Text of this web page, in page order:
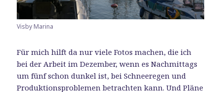
Visby Marina
Für mich hilft da nur viele Fotos machen, die ich
bei der Arbeit im Dezember, wenn es Nachmittags
um fünf schon dunkel ist, bei Schneeregen und
Produktionsproblemen betrachten kann. Und Pläne